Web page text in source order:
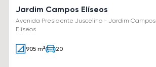
Jardim Campos Elíseos
Avenida Presidente Juscelino - Jardim Campos
Elíseos
905 m² 20